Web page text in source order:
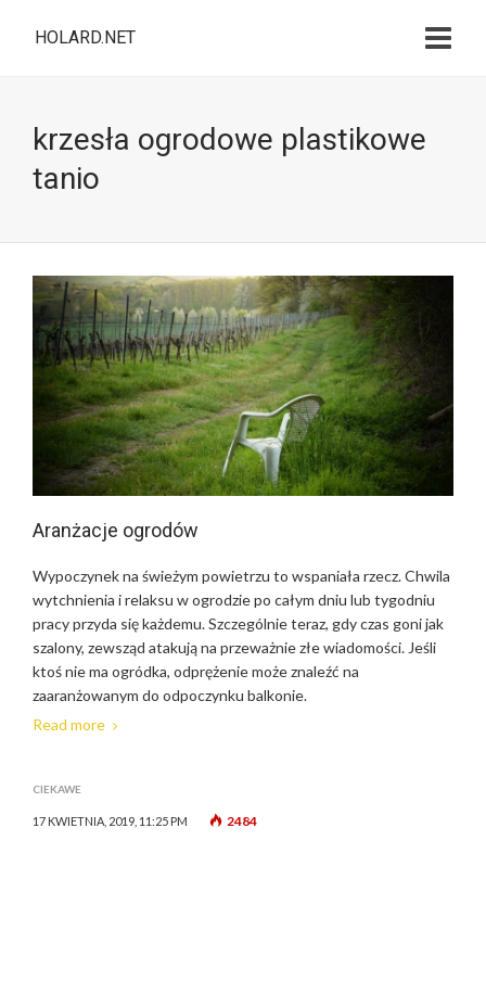
HOLARD.NET
krzesła ogrodowe plastikowe
tanio
Aranżacje ogrodów
Wypoczynek na świeżym powietrzu to wspaniała rzecz. Chwila
wytchnienia i relaksu w ogrodzie po całym dniu lub tygodniu
pracy przyda się każdemu. Szczególnie teraz, gdy czas goni jak
szalony, zewsząd atakują na przeważnie złe wiadomości. Jeśli
ktoś nie ma ogródka, odprężenie może znaleźć na
zaaranżowanym do odpoczynku balkonie.
Read more
CIEKAWE
17 KWIETNIA, 2019, 11:25 PM 2484